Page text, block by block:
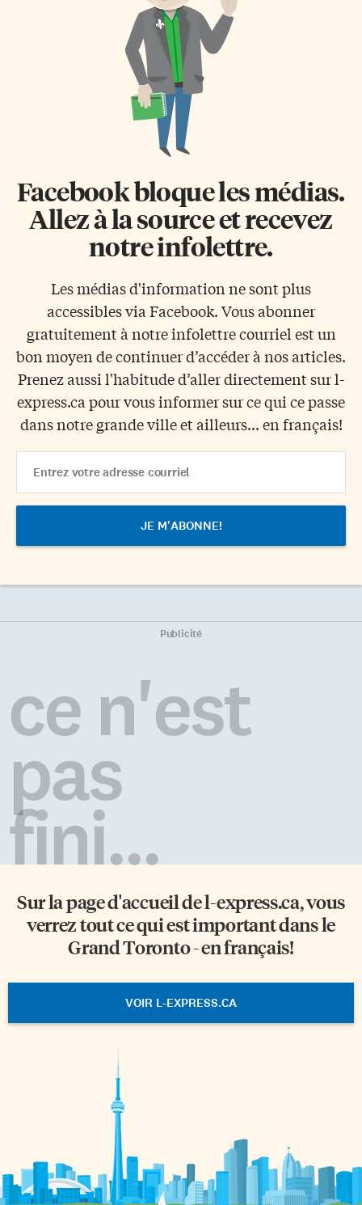
Facebook bloque les médias.
Allez à la source et recevez
notre infolettre.
Les médias d'information ne sont plus
accessibles via Facebook. Vous abonner
gratuitement à notre infolettre courriel est un
bon moyen de continuer d’accéder à nos articles.
Prenez aussi l'habitude d’aller directement sur l-
express.ca pour vous informer sur ce qui ce passe
dans notre grande ville et ailleurs... en français!
Address
Publicité
ce n'est
pas
fini...
Sur la page d'accueil del-express.ca, vous
verrez tout ce qui est important dans le
Grand Toronto - en français!
VOIR L-EXPRESS.CA